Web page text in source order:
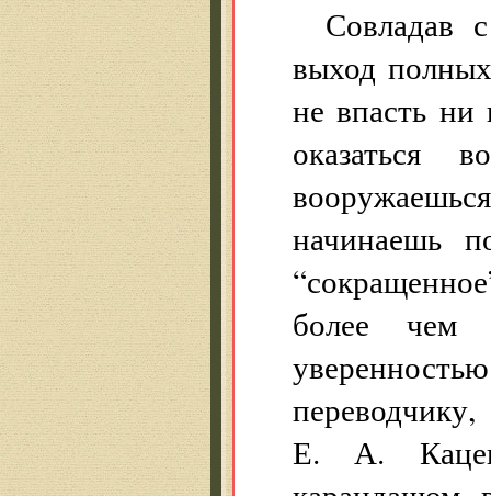
Совладав
выход
не впасть ни
оказаться
начинаешь
более чем
Е. А.